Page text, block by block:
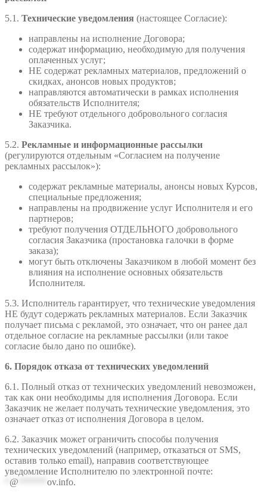
5.1. Технические уведомления (настоящее Согласие):
направлены на исполнение Договора;
содержат информацию, необходимую для получения
оплаченных услуг;
НЕ содержат рекламных материалов, предложений о
скидках, анонсов новых продуктов;
направляются автоматически в рамках исполнения
обязательств Исполнителя;
НЕ требуют отдельного добровольного согласия
Заказчика.
5.2. Рекламные и информационные рассылки
(регулируются отдельным «Согласием на получение
рекламных рассылок»):
содержат рекламные материалы, анонсы новых Курсов,
специальные предложения;
направлены на продвижение услуг Исполнителя и его
партнеров;
требуют получения ОТДЕЛЬНОГО добровольного
согласия Заказчика (простановка галочки в форме
заказа);
могут быть отключены Заказчиком в любой момент без
влияния на исполнение основных обязательств
Исполнителя.
5.3. Исполнитель гарантирует, что технические уведомления
НЕ будут содержать рекламных материалов. Если Заказчик
получает письма с рекламой, это означает, что он ранее дал
отдельное согласие на рекламные рассылки (или такое
согласие было дано по ошибке).
6. Порядок отказа от технических уведомлений
6.1. Полный отказ от технических уведомлений невозможен,
так как они необходимы для исполнения Договора. Если
Заказчик не желает получать технические уведомления, это
означает отказ от исполнения Договора в целом.
6.2. Заказчик может ограничить способы получения
технических уведомлений (например, отказаться от SMS,
оставив только email), направив соответствующее
уведомление Исполнителю по электронной почте:
@ ov.info.